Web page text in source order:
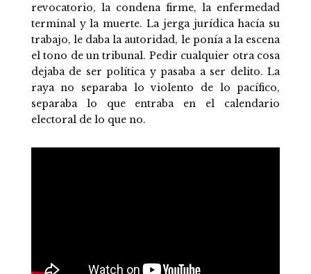
revocatorio, la condena firme, la enfermedad
terminal y la muerte. La jerga jurídica hacía su
trabajo, le daba la autoridad, le ponía a la escena
el tono de un tribunal. Pedir cualquier otra cosa
dejaba de ser política y pasaba a ser delito. La
raya no separaba lo violento de lo pacífico,
separaba lo que entraba en el calendario
electoral de lo que no.